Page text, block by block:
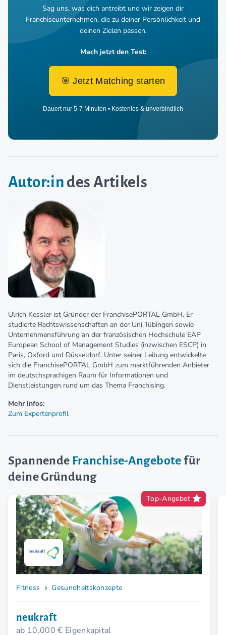
Sag uns, was dich antreibt und wir zeigen dir
Franchiseunternehmen, die zu deiner Persönlichkeit und
deinen Zielen passen.
Mach jetzt den Test:
🎯 Jetzt Matching starten
Dauert nur 5-7 Minuten • Kostenlos & unverbindlich
Autor:in des Artikels
Ulrich Kessler ist Gründer der FranchisePORTAL GmbH. Er
studierte Rechtswissenschaften an der Uni Tübingen sowie
Unternehmensführung an der französischen Hochschule EAP
European School of Management Studies (inzwischen ESCP) in
Paris, Oxford und Düsseldorf. Unter seiner Leitung entwickelte
sich die FranchisePORTAL GmbH zum marktführenden Anbieter
im deutschsprachigen Raum für Informationen und
Dienstleistungen rund um das Thema Franchising.
Mehr Infos:
Zum Expertenprofil
Spannende Franchise-Angebotefür
deine Gründung
Top-Angebot
Fitness Gesundheitskonzepte
neukraft
ab 10.000 € Eigenkapital